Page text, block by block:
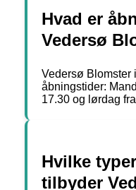
Hvad er
Vedersø
Vedersø Blomster
åbningstider:
17.30 og lørdag
Hvilke
tilbyder